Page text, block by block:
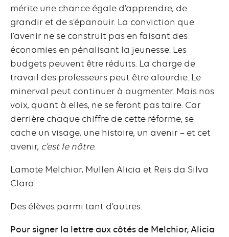
mérite une chance égale d’apprendre, de
grandir et de s’épanouir. La conviction que
l’avenir ne se construit pas en faisant des
économies en pénalisant la jeunesse. Les
budgets peuvent être réduits. La charge de
travail des professeurs peut être alourdie. Le
minerval peut continuer à augmenter. Mais nos
voix, quant à elles, ne se feront pas taire. Car
derrière chaque chiffre de cette réforme, se
cache un visage, une histoire, un avenir – et cet
avenir, c’est le nôtre.
Lamote Melchior, Mullen Alicia et Reis da Silva
Clara
Des élèves parmi tant d’autres.
Pour signer la lettre aux côtés de Melchior, Alicia